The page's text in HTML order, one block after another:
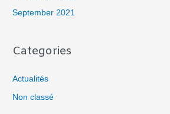
September 2021
Categories
Actualités
Non classé